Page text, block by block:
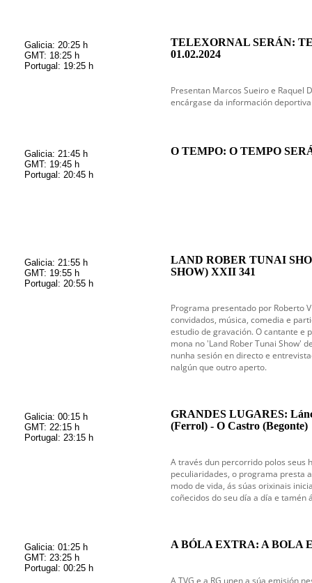
Galicia: 20:25 h
GMT: 18:25 h
Portugal: 19:25 h
TELEXORNAL SERÁN:
01.02.2024
Presentan Marcos Sueiro e Raquel
encárgase da información
Galicia: 21:45 h
GMT: 19:45 h
Portugal: 20:45 h
O TEMPO: O TEMPO
Galicia: 21:55 h
GMT: 19:55 h
Portugal: 20:55 h
LAND ROBER TUNAI
SHOW) XXII 341
Programa presentado por Roberto
convidados, música, comedia e
estudio de gravación. O cantante e
mona no 'Land Rober Tunai Show'
nunha sesión en directo e
nalgún que outro aperto.
Galicia: 00:15 h
GMT: 22:15 h
Portugal: 23:15 h
GRANDES LUGARES:
(Ferrol) - O Castro (Begonte)
A través dun percorrido polos seus
peculiaridades, o programa presta
modo de vida, ás súas orixinais
coñecidos do seu día a día e tamén
Galicia: 01:25 h
GMT: 23:25 h
Portugal: 00:25 h
A BÓLA EXTRA: A BOLA
A TVG e a RG unen a súa emisión